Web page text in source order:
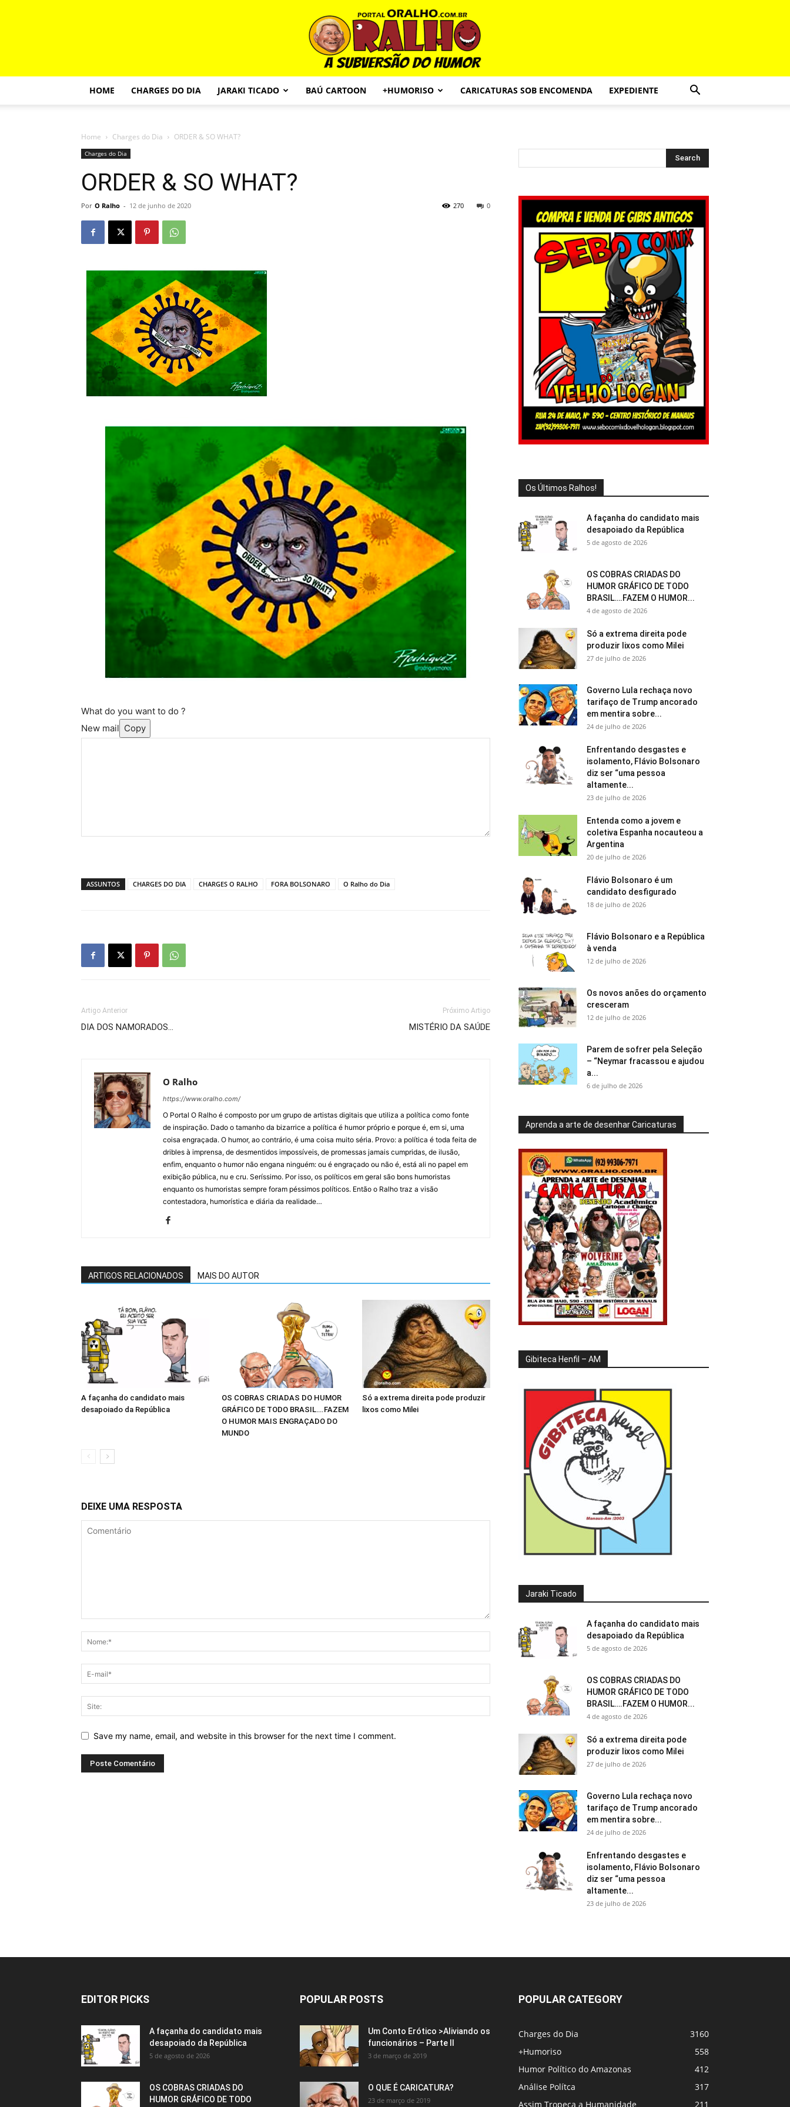
HOME CHARGES DO DIA JARAKI TICADO BAÚ CARTOON +HUMORISO CARICATURAS SOB ENCOMENDA EXPEDIENTE
Home Charges do Dia ORDER & SO WHAT?
Charges do Dia
ORDER & SO WHAT?
Por O Ralho - 12 de junho de 2020 0
270
What do you want to do ?
New mail Copy
ASSUNTOS CHARGES DO DIA CHARGES O RALHO FORA BOLSONARO O Ralho do Dia
Artigo Anterior
DIA DOS NAMORADOS…
Próximo Artigo
MISTÉRIO DA SAÚDE
O Ralho
https://www.oralho.com/
O Portal O Ralho é composto por um grupo de artistas digitais que utiliza a política como fonte
de inspiração. Dado o tamanho da bizarrice a política é humor próprio e porque é, em si, uma
coisa engraçada. O humor, ao contrário, é uma coisa muito séria. Provo: a política é toda feita de
dribles à imprensa, de desmentidos impossíveis, de promessas jamais cumpridas, de ilusão,
enfim, enquanto o humor não engana ninguém: ou é engraçado ou não é, está ali no papel em
exibição pública, nu e cru. Seríssimo. Por isso, os políticos em geral são bons humoristas
enquanto os humoristas sempre foram péssimos políticos. Então o Ralho traz a visão
contestadora, humorística e diária da realidade…
ARTIGOS RELACIONADOS MAIS DO AUTOR
A façanha do candidato mais
desapoiado da República
OS COBRAS CRIADAS DO HUMOR
GRÁFICO DE TODO BRASIL….FAZEM
O HUMOR MAIS ENGRAÇADO DO
MUNDO
Só a extrema direita pode produzir
lixos como Milei
DEIXE UMA RESPOSTA
Save my name, email, and website in this browser for the next time I comment.
Os Últimos Ralhos!
A façanha do candidato mais
desapoiado da República
5 de agosto de 2026
OS COBRAS CRIADAS DO
HUMOR GRÁFICO DE TODO
BRASIL….FAZEM O HUMOR...
4 de agosto de 2026
Só a extrema direita pode
produzir lixos como Milei
27 de julho de 2026
Governo Lula rechaça novo
tarifaço de Trump ancorado
em mentira sobre...
24 de julho de 2026
Enfrentando desgastes e
isolamento, Flávio Bolsonaro
diz ser “uma pessoa
altamente...
23 de julho de 2026
Entenda como a jovem e
coletiva Espanha nocauteou a
Argentina
20 de julho de 2026
Flávio Bolsonaro é um
candidato desfigurado
18 de julho de 2026
Flávio Bolsonaro e a República
à venda
12 de julho de 2026
Os novos anões do orçamento
cresceram
12 de julho de 2026
Parem de sofrer pela Seleção
– “Neymar fracassou e ajudou
a...
6 de julho de 2026
Aprenda a arte de desenhar Caricaturas
Gibiteca Henfil – AM
Jaraki Ticado
A façanha do candidato mais
desapoiado da República
5 de agosto de 2026
OS COBRAS CRIADAS DO
HUMOR GRÁFICO DE TODO
BRASIL….FAZEM O HUMOR...
4 de agosto de 2026
Só a extrema direita pode
produzir lixos como Milei
27 de julho de 2026
Governo Lula rechaça novo
tarifaço de Trump ancorado
em mentira sobre...
24 de julho de 2026
Enfrentando desgastes e
isolamento, Flávio Bolsonaro
diz ser “uma pessoa
altamente...
23 de julho de 2026
EDITOR PICKS
A façanha do candidato mais
desapoiado da República
5 de agosto de 2026
OS COBRAS CRIADAS DO
HUMOR GRÁFICO DE TODO
POPULAR POSTS
Um Conto Erótico >Aliviando os
funcionários – Parte II
3 de março de 2019
O QUE É CARICATURA?
23 de março de 2019
POPULAR CATEGORY
Charges do Dia
3160
+Humoriso
558
Humor Político do Amazonas
412
Análise Polítca
317
Assim Tropeça a Humanidade
211